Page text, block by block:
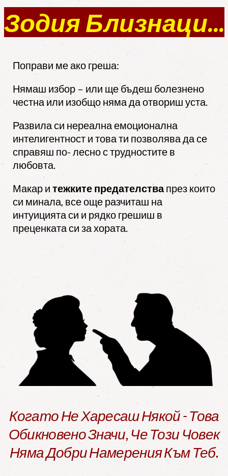
Зодия Близнаци...
Поправи ме ако греша:
Нямаш избор – или ще бъдеш болезнено
честна или изобщо няма да отвориш уста.
Развила си нереална емоционална
интелигентност и това ти позволява да се
справяш по- лесно с трудностите в
любовта.
Макар и тежките предателства през които
си минала, все още разчиташ на
интуицията си и рядко грешиш в
преценката си за хората.
Когато Не Харесаш Някой - Това
Обикновено Значи, Че Този Човек
Няма Добри Намерения Към Теб.